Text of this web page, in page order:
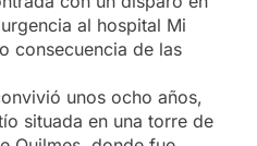
al hospital Mi
consecuencia de las
unos ocho años,
situada en una torre de